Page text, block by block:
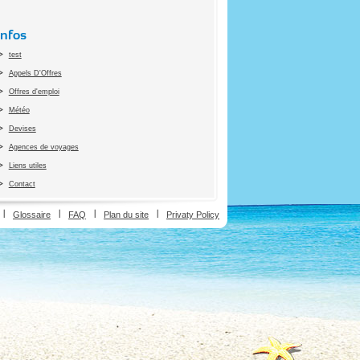
test
Appels D'Offres
Offres d'emploi
Météo
Devises
Agences de voyages
Liens utiles
Contact
Glossaire FAQ Plan du site Privaty Policy